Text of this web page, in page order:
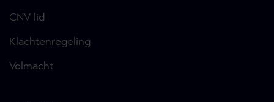
CNV lid
Klachtenregeling
Volmacht